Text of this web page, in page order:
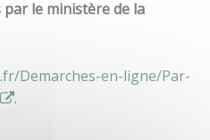
le ministère de la
Demarches-en-ligne/Par-
.